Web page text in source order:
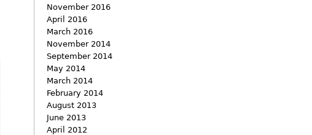
November 2016
April 2016
March 2016
November 2014
September 2014
May 2014
March 2014
February 2014
August 2013
June 2013
April 2012